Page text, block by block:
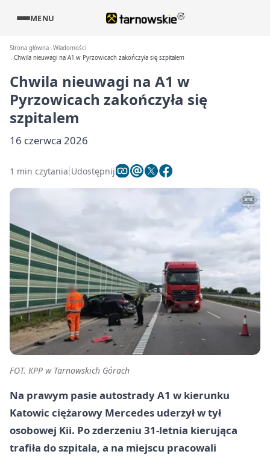
MENU
Strona główna Wiadomości
Chwila nieuwagi na A1 w Pyrzowicach zakończyła się szpitalem
Chwila nieuwagi na A1 w
Pyrzowicach zakończyła się
szpitalem
16 czerwca 2026
1 min czytania Udostępnij
FOT. KPP w Tarnowskich Górach
Na prawym pasie autostrady A1 w kierunku
Katowic ciężarowy Mercedes uderzył w tył
osobowej Kii. Po zderzeniu 31-letnia kierująca
trafiła do szpitala, a na miejscu pracowali